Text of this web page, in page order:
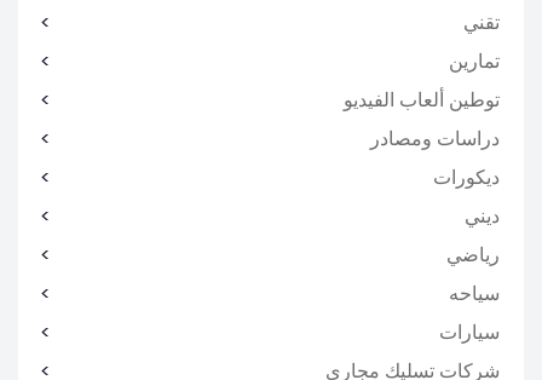
تقني
تمارين
توطين ألعاب الفيديو
دراسات ومصادر
ديكورات
ديني
رياضي
سياحه
سيارات
شركات تسليك مجاري